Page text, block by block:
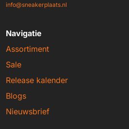
info@sneakerplaats.nl
Navigatie
Assortiment
Sale
Release kalender
Blogs
Nieuwsbrief